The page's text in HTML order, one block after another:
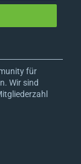
für
Wir sind